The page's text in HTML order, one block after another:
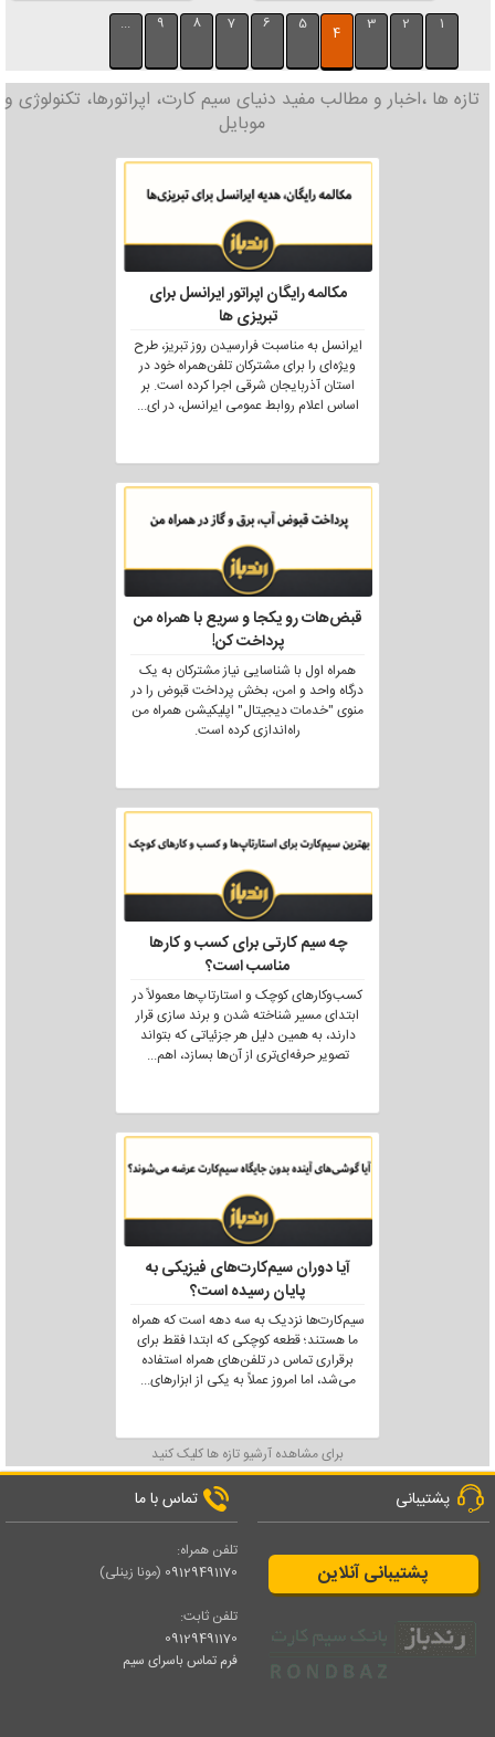
1
2
3
4
5
6
7
8
9
...
تازه ها ،اخبار و مطالب مفید دنیای سیم کارت، اپراتورها، تکنولوژی و
موبایل
مکالمه رایگان اپراتور ایرانسل برای
تبریزی ها
ایرانسل به مناسبت فرارسیدن روز تبریز، طرح
ویژه‌ای را برای مشترکان تلفن‌همراه خود در
استان آذربایجان شرقی اجرا کرده است. بر
اساس اعلام روابط عمومی ایرانسل، در ای...
قبض‌هات رو یکجا و سریع با همراه من
پرداخت کن!
همراه اول با شناسایی نیاز مشترکان به یک
درگاه واحد و امن، بخش پرداخت قبوض را در
منوی "خدمات دیجیتال" اپلیکیشن همراه من
راه‌اندازی کرده است.
چه سیم کارتی برای کسب و کارها
مناسب است؟
کسب‌وکارهای کوچک و استارتاپ‌ها معمولاً در
ابتدای مسیر شناخته شدن و برند سازی قرار
دارند، به همین دلیل هر جزئیاتی که بتواند
تصویر حرفه‌ای‌تری از آن‌ها بسازد، اهم...
آیا دوران سیم‌کارت‌های فیزیکی به
پایان رسیده است؟
سیم‌کارت‌ها نزدیک به سه دهه است که همراه
ما هستند؛ قطعه کوچکی که ابتدا فقط برای
برقراری تماس در تلفن‌های همراه استفاده
می‌شد، اما امروز عملاً به یکی از ابزارهای...
برای مشاهده آرشیو تازه ها کلیک کنید
پشتیبانی
پشتیبانی آنلاین
تماس با ما
تلفن همراه:
09129491170 (مونا زینلی)
تلفن ثابت:
09129491170
فرم تماس باسرای سیم